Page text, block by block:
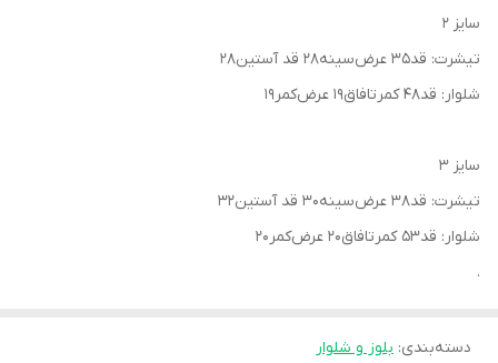
سایز ۲
تیشرت: قد۳۵ عرض‌سینه۲۸ قد آستین۲۸
شلوار: قد۴۸ کمرتافاق۱۹ عرض‌کمر۱۹
سایز ۳
تیشرت: قد۳۸ عرض‌سینه۳۰ قد آستین۳۲
شلوار: قد۵۳ کمرتافاق۲۰ عرض‌کمر۲۰
.
دسته‌بندی: بلوز و شلوار